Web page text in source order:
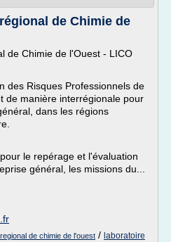
de Chimie de
de Chimie de l'Ouest - LICO
des Risques Professionnels de
de manière interrégionale pour
dans les régions
le repérage et l'évaluation
général, les missions du...
de chimie de l'ouest / laboratoire